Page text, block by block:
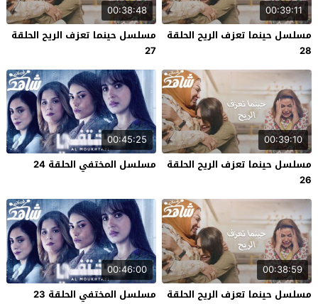
00:39:11
مسلسل حينما تعزف الريح الحلقة
28
00:38:48
مسلسل حينما تعزف الريح الحلقة
27
00:39:10
مسلسل حينما تعزف الريح الحلقة
26
00:45:25
مسلسل المختفي الحلقة 24
00:38:59
مسلسل حينما تعزف الريح الحلقة
00:46:00
مسلسل المختفي الحلقة 23